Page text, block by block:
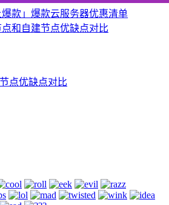
爆款」爆款云服务器优惠清单
和自建节点优缺点对比
点优缺点对比